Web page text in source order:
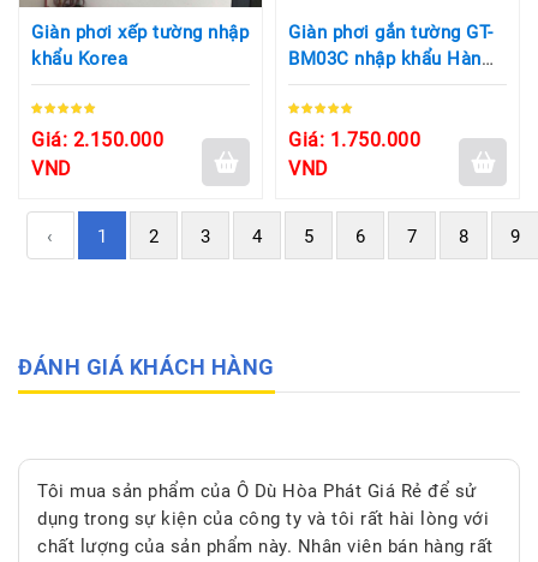
Giàn phơi xếp tường nhập
khẩu Korea
Giá: 2.150.000
VND
Giàn phơi gắn tường GT-
BM03C nhập khẩu Hàn
Quốc
Giá: 1.750.000
VND
‹ 1 2 3 4 5 6 7 8 9
ĐÁNH GIÁ KHÁCH HÀNG
Tôi mua sản phẩm của Ô Dù Hòa Phát Giá Rẻ để sử
dụng trong sự kiện của công ty và tôi rất hài lòng với
chất lượng của sản phẩm này. Nhân viên bán hàng rất